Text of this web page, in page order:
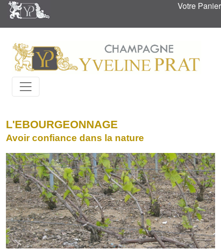
Votre Panier
L'EBOURGEONNAGE
Avoir confiance dans la nature